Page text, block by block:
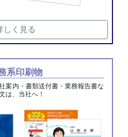
しく見る
系印刷物
案内・書類送付書・業務報告書な
は、当社へ！